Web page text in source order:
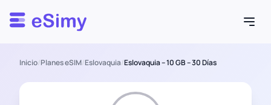
Esimy
Inicio/Planes eSIM/Eslovaquia/Eslovaquia – 10 GB – 30 Días